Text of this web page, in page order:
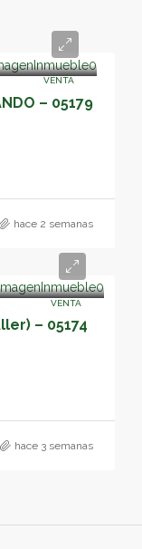
VENTA
– 05179
hace 2 semanas
VENTA
– 05174
hace 3 semanas